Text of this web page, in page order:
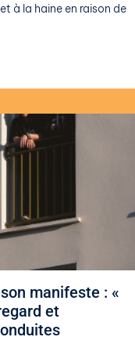
à la haine en raison de
manifeste : «
et